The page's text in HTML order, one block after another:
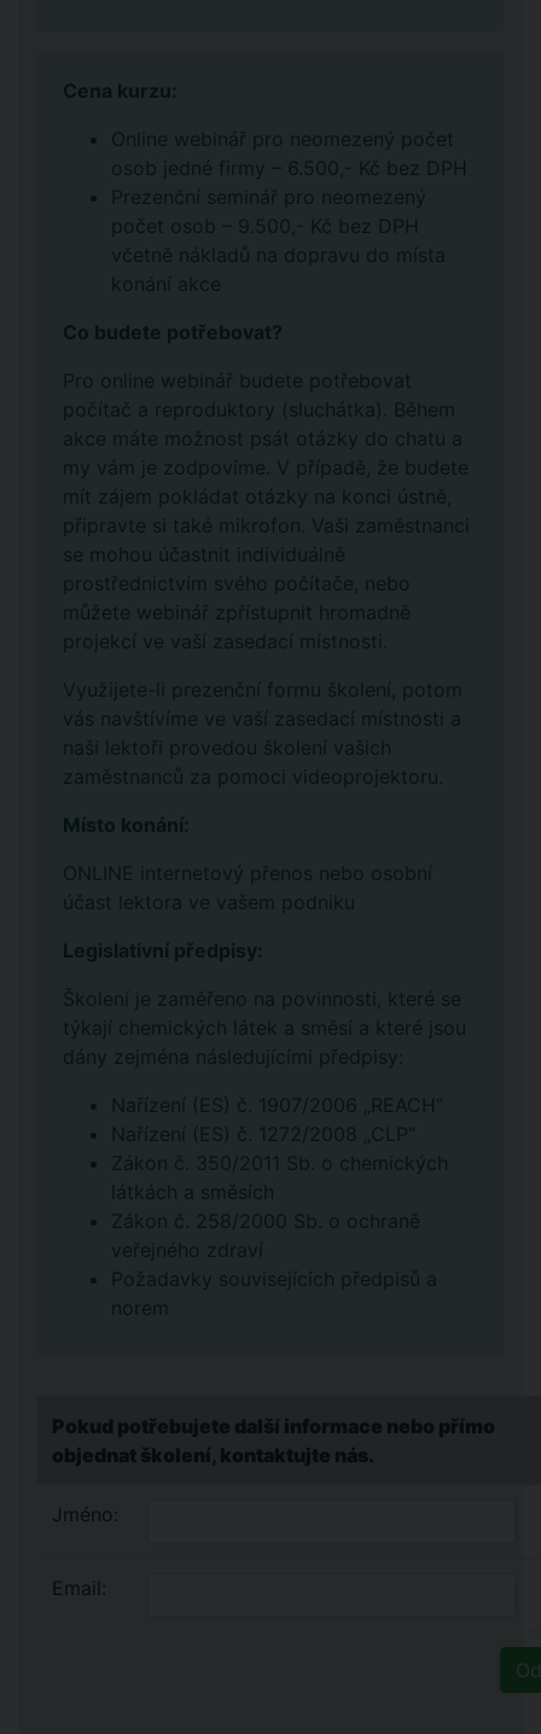
Cena kurzu:
Online webinář pro neomezený počet
osob jedné firmy – 6.500,- Kč bez DPH
Prezenční seminář pro neomezený
počet osob – 9.500,- Kč bez DPH
včetně nákladů na dopravu do místa
konání akce
Co budete potřebovat?
Pro online webinář budete potřebovat
počítač a reproduktory (sluchátka). Během
akce máte možnost psát otázky do chatu a
my vám je zodpovíme. V případě, že budete
mít zájem pokládat otázky na konci ústně,
připravte si také mikrofon. Vaši zaměstnanci
se mohou účastnit individuálně
prostřednictvím svého počítače, nebo
můžete webinář zpřístupnit hromadně
projekcí ve vaší zasedací místnosti.
Využijete-li prezenční formu školení, potom
vás navštívíme ve vaší zasedací místnosti a
naši lektoři provedou školení vašich
zaměstnanců za pomoci videoprojektoru.
Místo konání:
ONLINE internetový přenos nebo osobní
účast lektora ve vašem podniku
Legislativní předpisy:
Školení je zaměřeno na povinnosti, které se
týkají chemických látek a směsí a které jsou
dány zejména následujícími předpisy:
Nařízení (ES) č. 1907/2006 „REACH“
Nařízení (ES) č. 1272/2008 „CLP“
Zákon č. 350/2011 Sb. o chemických
látkách a směsích
Zákon č. 258/2000 Sb. o ochraně
veřejného zdraví
Požadavky souvisejících předpisů a
norem
Pokud potřebujete další informace nebo přímo
objednat školení, kontaktujte nás.
Jméno:
Email: